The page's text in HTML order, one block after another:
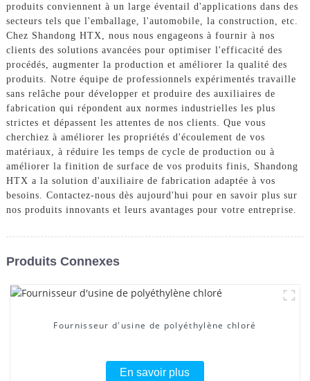
produits conviennent à un large éventail d'applications dans des
secteurs tels que l'emballage, l'automobile, la construction, etc.
Chez Shandong HTX, nous nous engageons à fournir à nos
clients des solutions avancées pour optimiser l'efficacité des
procédés, augmenter la production et améliorer la qualité des
produits. Notre équipe de professionnels expérimentés travaille
sans relâche pour développer et produire des auxiliaires de
fabrication qui répondent aux normes industrielles les plus
strictes et dépassent les attentes de nos clients. Que vous
cherchiez à améliorer les propriétés d'écoulement de vos
matériaux, à réduire les temps de cycle de production ou à
améliorer la finition de surface de vos produits finis, Shandong
HTX a la solution d'auxiliaire de fabrication adaptée à vos
besoins. Contactez-nous dès aujourd'hui pour en savoir plus sur
nos produits innovants et leurs avantages pour votre entreprise.
Produits Connexes
Fournisseur d'usine de polyéthylène chloré
En savoir plus